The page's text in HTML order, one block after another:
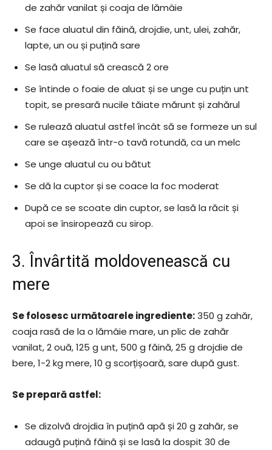
de zahăr vanilat și coaja de lămâie
Se face aluatul din făină, drojdie, unt, ulei, zahăr,
lapte, un ou și puțină sare
Se lasă aluatul să crească 2 ore
Se întinde o foaie de aluat și se unge cu puțin unt
topit, se presară nucile tăiate mărunt și zahărul
Se rulează aluatul astfel încât să se formeze un sul
care se așează într-o tavă rotundă, ca un melc
Se unge aluatul cu ou bătut
Se dă la cuptor și se coace la foc moderat
După ce se scoate din cuptor, se lasă la răcit și
apoi se însiropează cu sirop.
3. Învârtită moldovenească cu
mere
Se folosesc următoarele ingrediente:350 g zahăr,
coaja rasă de la o lămâie mare, un plic de zahăr
vanilat, 2 ouă, 125 g unt, 500 g făină, 25 g drojdie de
bere, 1-2 kg mere, 10 g scorțișoară, sare după gust.
Se prepară astfel:
Se dizolvă drojdia în puțină apă și 20 g zahăr, se
adaugă puțină făină și se lasă la dospit 30 de